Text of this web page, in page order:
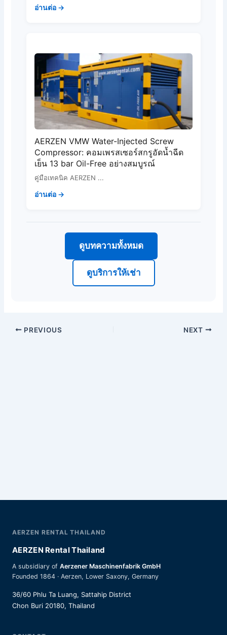
อ่านต่อ →
AERZEN VMW Water-Injected Screw
Compressor: คอมเพรสเซอร์สกรูอัดน้ำฉีด
เย็น 13 bar Oil-Free อย่างสมบูรณ์
คู่มือเทคนิค AERZEN ...
อ่านต่อ →
ดูบทความทั้งหมด
ดูบริการให้เช่า
PREVIOUS NEXT
AERZEN RENTAL THAILAND
AERZEN Rental Thailand
A subsidiary of Aerzener Maschinenfabrik GmbH
Founded 1864 · Aerzen, Lower Saxony, Germany
36/60 Phlu Ta Luang, Sattahip District
Chon Buri 20180, Thailand